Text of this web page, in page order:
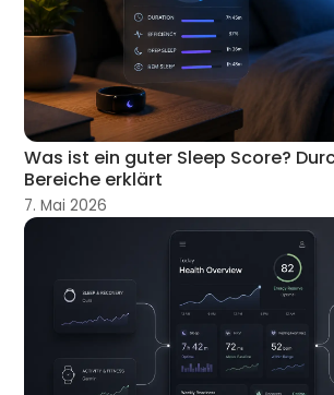
Was ist ein guter Sleep Score?
Bereiche erklärt
7. Mai 2026